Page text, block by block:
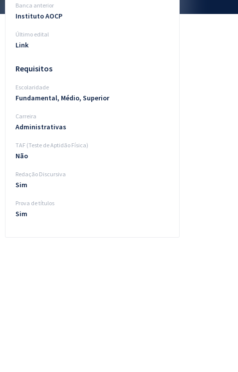
Banca anterior
Instituto AOCP
Último edital
Link
Requisitos
Escolaridade
Fundamental, Médio, Superior
Carreira
Administrativas
TAF (Teste de Aptidão Física)
Não
Redação Discursiva
Sim
Prova de títulos
Sim